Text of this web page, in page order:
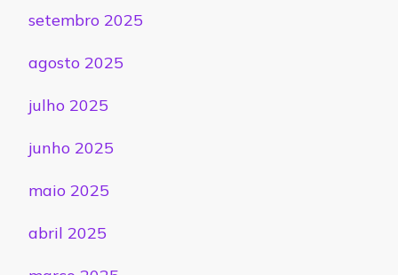
setembro 2025
agosto 2025
julho 2025
junho 2025
maio 2025
abril 2025